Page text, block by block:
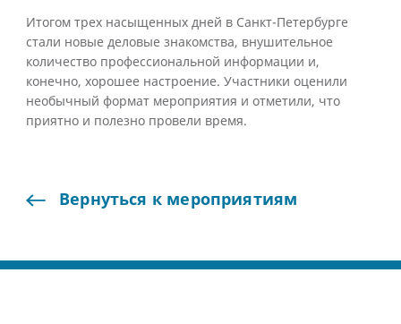
Итогом трех насыщенных дней в Санкт-Петербурге
стали новые деловые знакомства, внушительное
количество профессиональной информации и,
конечно, хорошее настроение. Участники оценили
необычный формат мероприятия и отметили, что
приятно и полезно провели время.
Вернуться к мероприятиям